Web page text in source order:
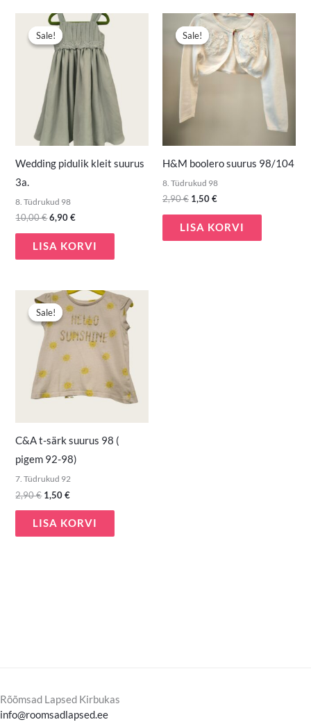
Sale!
Sale!
Wedding pidulik kleit suurus
3a.
8. Tüdrukud 98
10,00€
Algne
hind
oli:
10,00 €.
6,90€
Praegune
hind
on:
6,90 €.
LISA KORVI
Sale!
Sale!
H&M boolero suurus 98/104
8. Tüdrukud 98
2,90€
Algne
hind
oli:
2,90 €.
1,50€
Praegune
hind
on:
1,50 €.
LISA KORVI
Sale!
Sale!
C&A t-särk suurus 98 (
pigem 92-98)
7. Tüdrukud 92
2,90€
Algne
hind
oli:
2,90 €.
1,50€
Praegune
hind
on:
1,50 €.
LISA KORVI
Rõõmsad Lapsed Kirbukas
info@roomsadlapsed.ee